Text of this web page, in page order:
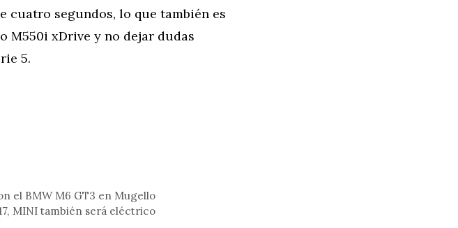
cuatro segundos, lo que también es
M550i xDrive y no dejar dudas
5.
el BMW M6 GT3 en Mugello
MINI también será eléctrico